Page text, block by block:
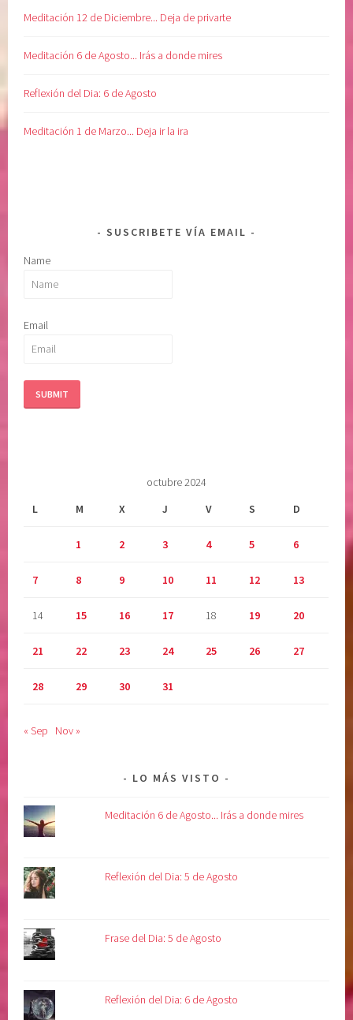
Meditación 12 de Diciembre... Deja de privarte
Meditación 6 de Agosto... Irás a donde mires
Reflexión del Dia: 6 de Agosto
Meditación 1 de Marzo... Deja ir la ira
SUSCRIBETE VÍA EMAIL
Name
Email
octubre 2024
L
M X J V S D
1 2 3 4 5 6
7 8 9 10 11 12 13
14 15 16 17 18 19 20
21 22 23 24 25 26 27
28 29 30 31
« Sep Nov »
LO MÁS VISTO
Meditación 6 de Agosto... Irás a donde mires
Reflexión del Dia: 5 de Agosto
Frase del Dia: 5 de Agosto
Reflexión del Dia: 6 de Agosto